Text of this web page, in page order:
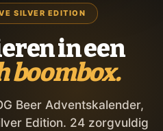
SILVER EDITION
in een
boombox.
Beer Adventskalender,
Edition. 24 zorgvuldig